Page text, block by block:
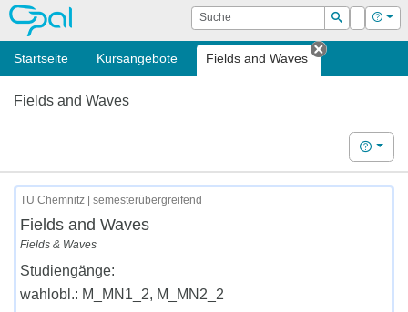
OPAL Suche
Suchen
Login Hilfe
Startseite Kursangebote Fields and Waves
Tab
Fields and Waves
Hilfe
TU Chemnitz | semesterübergreifend
Fields and Waves
Fields & Waves
Studiengänge:
wahlobl.: M_MN1_2, M_MN2_2